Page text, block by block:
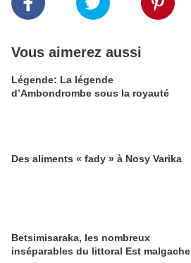
Vous aimerez aussi
Légende: La légende
d’Ambondrombe sous la royauté
Des aliments « fady » à Nosy Varika
Betsimisaraka, les nombreux
inséparables du littoral Est malgache